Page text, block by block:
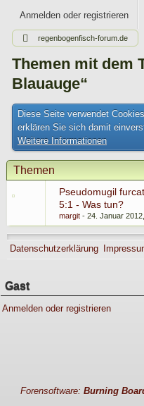
Anmelden oder registrieren
regenbogenfisch-forum.de
Themen mit dem
Blauauge“
Diese Seite verwendet
erklären Sie sich damit
Weitere Informationen
Themen
Pseudomugil
5:1 - Was tun?
margit 24. Januar
Datenschutzerklärung
Gast
Anmelden oder registrieren
Forensoftware: Burning